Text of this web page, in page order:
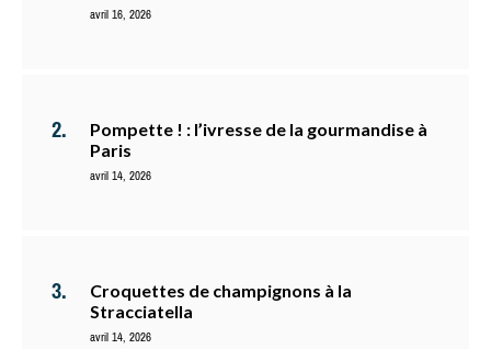
avril 16, 2026
Pompette ! : l’ivresse de la gourmandise à
Paris
avril 14, 2026
Croquettes de champignons à la
Stracciatella
avril 14, 2026